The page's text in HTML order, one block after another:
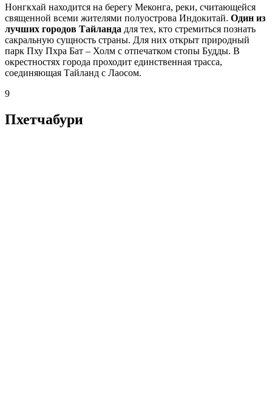
Нонгкхай находится на берегу Меконга, реки, считающейся
священной всеми жителями полуострова Индокитай. Один из
лучших городов Тайланда для тех, кто стремиться познать
сакральную сущность страны. Для них открыт природный
парк Пху Пхра Бат – Холм с отпечатком стопы Будды. В
окрестностях города проходит единственная трасса,
соединяющая Тайланд с Лаосом.
9
Пхетчабури